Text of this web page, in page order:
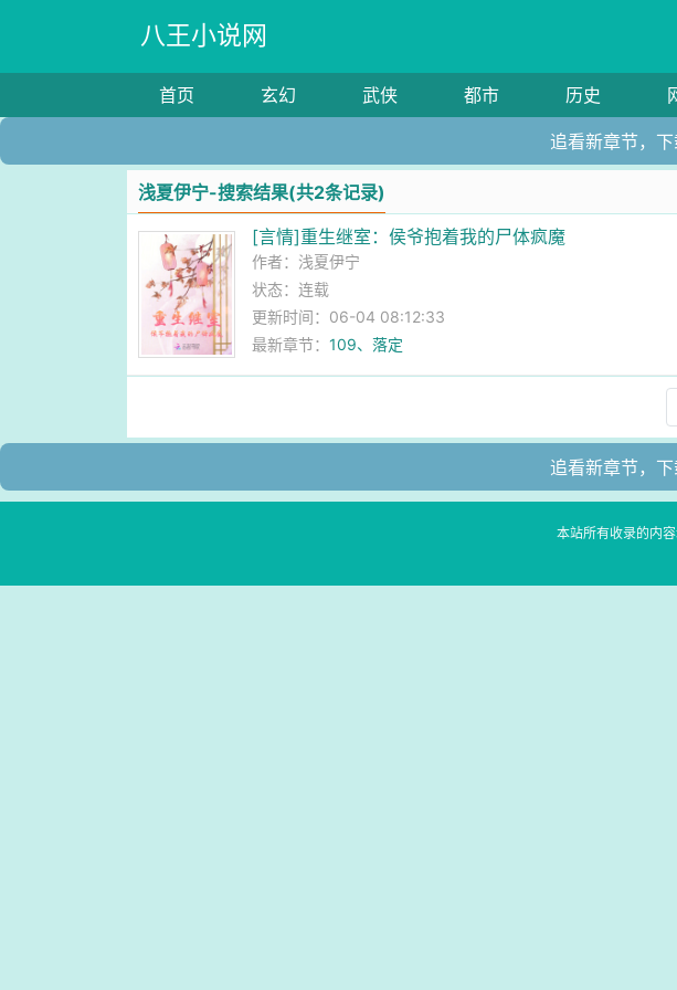
八王小说网
首页 玄幻 武侠 都市 历史
追看新章节，
浅夏伊宁-搜索结果(共2条记录)
[言情]重生继室：侯爷抱着我的尸体疯魔
作者： 浅夏伊宁
状态：连载
更新时间：06-04 08:12:33
最新章节：109、落定
追看新章节，
本站所有收录的内